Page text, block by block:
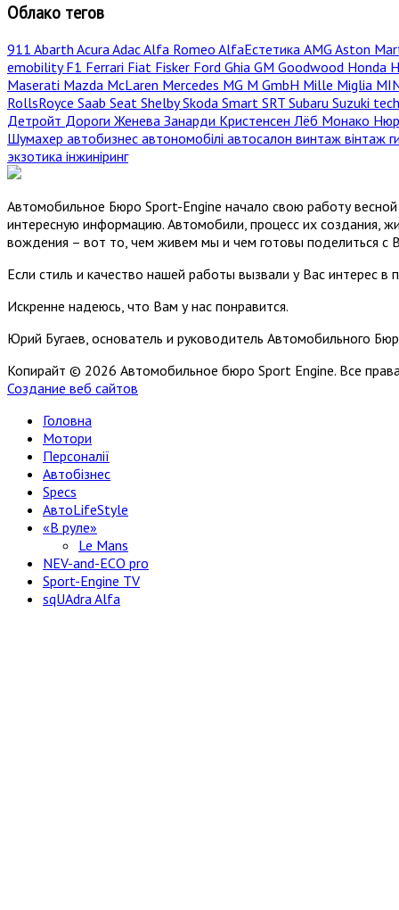
Облако тегов
911 Abarth Acura AdacAlfa Romeo AlfaЕстетика AMG Aston
emobilityF1 Ferrari Fiat Fisker Ford Ghia GM Goodwood Honda
Maserati Mazda McLaren Mercedes MG M GmbH Mille Miglia
RollsRoyce Saab Seat ShelbySkoda Smart SRT Subaru Suzuki
Детройт Дороги Женева Занарди Кристенсен Лёб Монако
Шумахер автобизнес автономобілі автосалон винтаж вінтаж
экзотика інжиніринг
Автомобильное Бюро Sport-Engine начало свою работу
интересную информацию. Автомобили, процесс их создания,
вождения – вот то, чем живем мы и чем готовы поделиться с
Если стиль и качество нашей работы вызвали у Вас интерес в
Искренне надеюсь, что Вам у нас понравится.
Юрий Бугаев, основатель и руководитель Автомобильного
Копирайт © 2026 Автомобильное бюро Sport Engine. Все
Создание веб сайтов
Головна
Мотори
Персоналії
Автобізнес
Specs
АвтоLifeStyle
«В руле»
Le Mans
NEV-and-ECO pro
Sport-Engine TV
sqUAdra Alfa